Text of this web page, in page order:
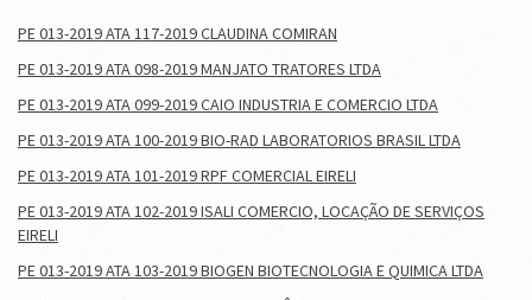
PE 013-2019 ATA 117-2019 CLAUDINA COMIRAN
PE 013-2019 ATA 098-2019 MANJATO TRATORES LTDA
PE 013-2019 ATA 099-2019 CAIO INDUSTRIA E COMERCIO LTDA
PE 013-2019 ATA 100-2019 BIO-RAD LABORATORIOS BRASIL LTDA
PE 013-2019 ATA 101-2019 RPF COMERCIAL EIRELI
PE 013-2019 ATA 102-2019 ISALI COMERCIO, LOCAÇÃO DE SERVIÇOS
EIRELI
PE 013-2019 ATA 103-2019 BIOGEN BIOTECNOLOGIA E QUIMICA LTDA